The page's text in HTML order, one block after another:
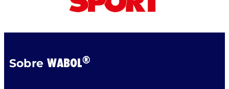
Sobre WABOL®